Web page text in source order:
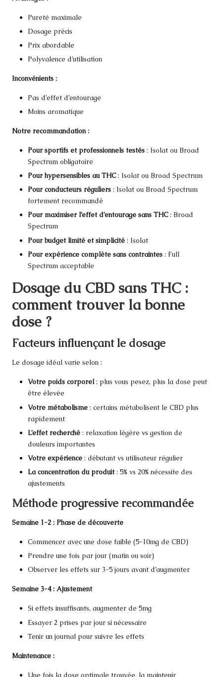
Pureté maximale
Dosage précis
Prix abordable
Polyvalence d’utilisation
Inconvénients :
Pas d’effet d’entourage
Moins aromatique
Notre recommandation :
Pour sportifs et professionnels testés : Isolat ou Broad
Spectrum obligatoire
Pour hypersensibles au THC: Isolat ou Broad Spectrum
Pour conducteurs réguliers : Isolat ou Broad Spectrum
fortement recommandé
Pour maximiser l’effet d’entourage sans THC: Broad
Spectrum
Pour budget limité et simplicité : Isolat
Pour expérience complète sans contraintes : Full
Spectrum acceptable
Dosage du CBD sans THC :
comment trouver la bonne
dose ?
Facteurs influençant le dosage
Le dosage idéal varie selon :
Votre poids corporel: plus vous pesez, plus la dose peut
être élevée
Votre métabolisme : certains métabolisent le CBD plus
rapidement
L’effet recherché : relaxation légère vs gestion de
douleurs importantes
Votre expérience : débutant vs utilisateur régulier
La concentration du produit: 5% vs 20% nécessite des
ajustements
Méthode progressive recommandée
Semaine 1-2 : Phase de découverte
Commencer avec une dose faible (5-10mg de CBD)
Prendre une fois par jour (matin ou soir)
Observer les effets sur 3-5 jours avant d’augmenter
Semaine 3-4 : Ajustement
Si effets insuffisants, augmenter de 5mg
Essayer 2 prises par jour si nécessaire
Tenir un journal pour suivre les effets
Maintenance :
Une fois la dose optimale trouvée, la maintenir